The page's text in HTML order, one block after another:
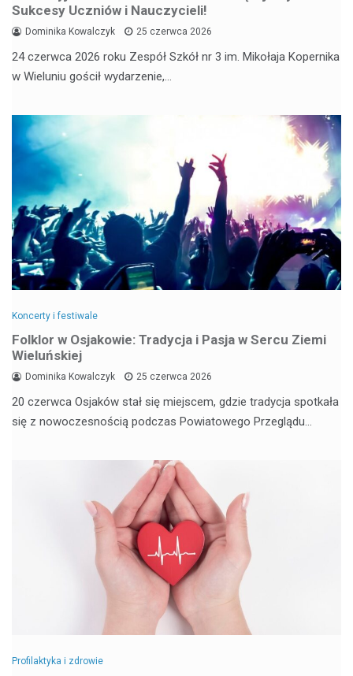
Sukcesy Uczniów i Nauczycieli!
Dominika Kowalczyk 25 czerwca 2026
24 czerwca 2026 roku Zespół Szkół nr 3 im. Mikołaja Kopernika
w Wieluniu gościł wydarzenie,…
Koncerty i festiwale
Folklor w Osjakowie: Tradycja i Pasja w Sercu Ziemi
Wieluńskiej
Dominika Kowalczyk 25 czerwca 2026
20 czerwca Osjaków stał się miejscem, gdzie tradycja spotkała
się z nowoczesnością podczas Powiatowego Przeglądu…
Profilaktyka i zdrowie